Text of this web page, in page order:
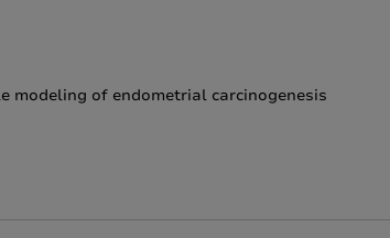
modeling of endometrial carcinogenesis